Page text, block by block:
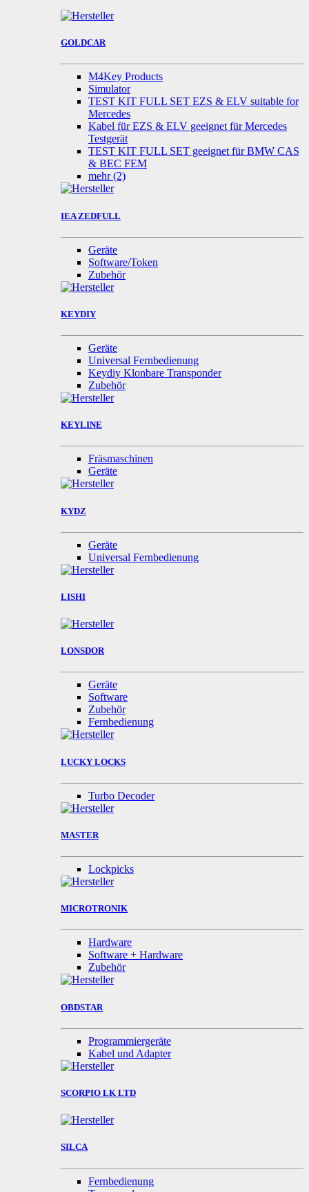
GOLDCAR
M4Key Products
Simulator
TEST KIT FULL SET EZS & ELV suitable for
Mercedes
Kabel für EZS & ELV geeignet für Mercedes
Testgerät
TEST KIT FULL SET geeignet für BMW CAS
& BEC FEM
mehr(2)
IEA ZEDFULL
Geräte
Software/Token
Zubehör
KEYDIY
Geräte
Universal Fernbedienung
Keydiy Klonbare Transponder
Zubehör
KEYLINE
Fräsmaschinen
Geräte
KYDZ
Geräte
Universal Fernbedienung
LISHI
LONSDOR
Geräte
Software
Zubehör
Fernbedienung
LUCKY LOCKS
Turbo Decoder
MASTER
Lockpicks
MICROTRONIK
Hardware
Software + Hardware
Zubehör
OBDSTAR
Programmiergeräte
Kabel und Adapter
SCORPIO LK LTD
SILCA
Fernbedienung